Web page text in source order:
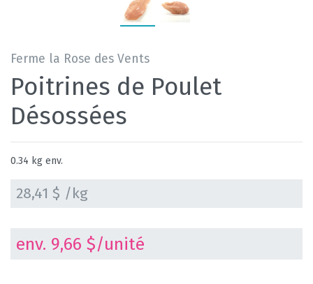
Ferme la Rose des Vents
Poitrines de Poulet
Désossées
0.34 kg env.
28,41 $ /kg
env. 9,66 $/unité